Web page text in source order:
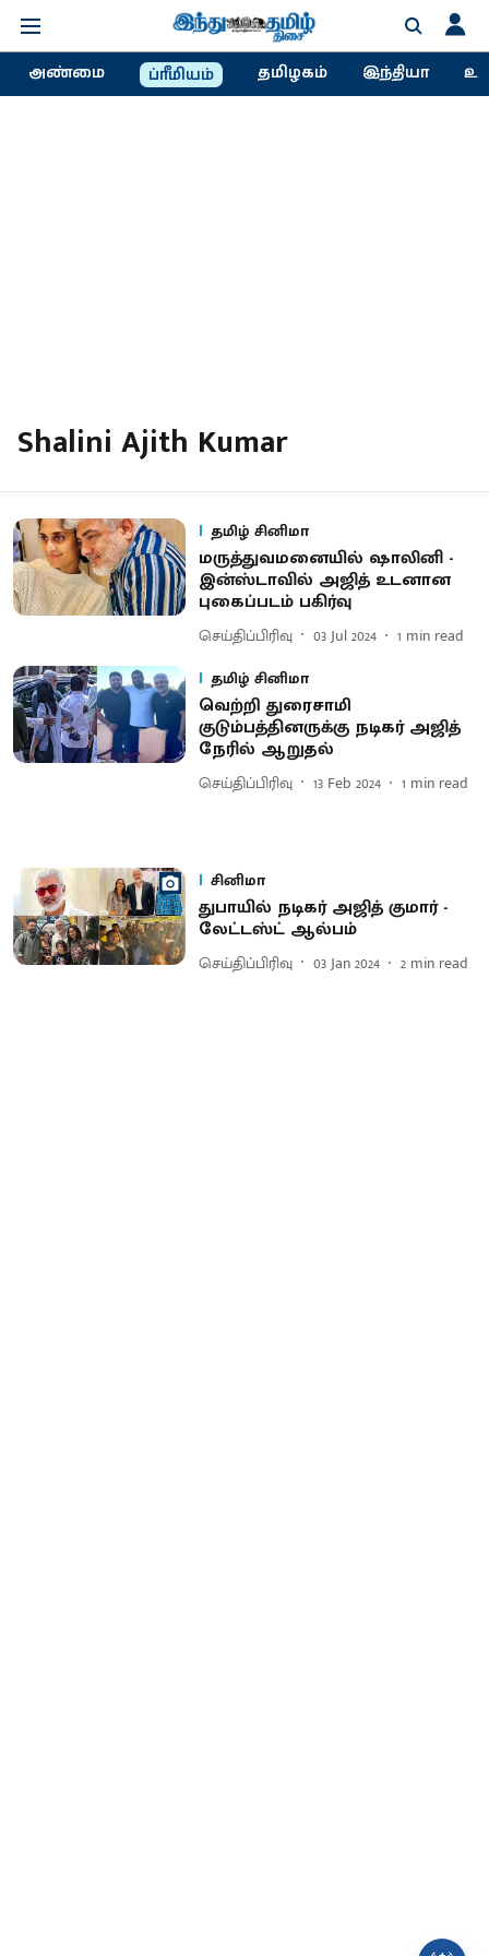
அண்மை ப்ரீமியம் தமிழகம் இந்தியா
Shalini Ajith Kumar
தமிழ் சினிமா
மருத்துவமனையில் ஷாலினி -
இன்ஸ்டாவில் அஜித் உடனான
புகைப்படம் பகிர்வு
செய்திப்பிரிவு 03 Jul 2024 1 min read
தமிழ் சினிமா
வெற்றி துரைசாமி
குடும்பத்தினருக்கு நடிகர் அஜித்
நேரில் ஆறுதல்
செய்திப்பிரிவு 13 Feb 2024 1 min read
சினிமா
துபாயில் நடிகர் அஜித் குமார் -
லேட்டஸ்ட் ஆல்பம்
செய்திப்பிரிவு 03 Jan 2024 2 min read